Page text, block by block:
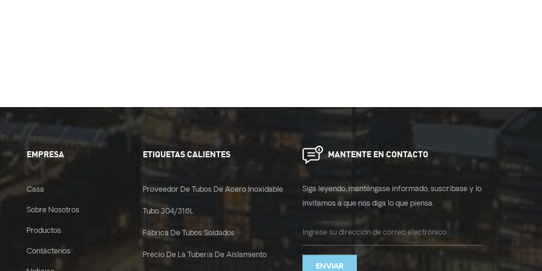
EMPRESA
Casa
Sobre Nosotros
Productos
Contáctenos
ETIQUETAS CALIENTES
Proveedor De Tubos De Acero Inoxidable
Tubo 304/316L
Fábrica De Tubos Soldados
Precio De La Tubería De Aislamiento
MANTENTE EN CONTACTO
Siga leyendo, manténgase informado, suscríbase y lo
invitamos a que nos diga lo que piensa.
ENVIAR